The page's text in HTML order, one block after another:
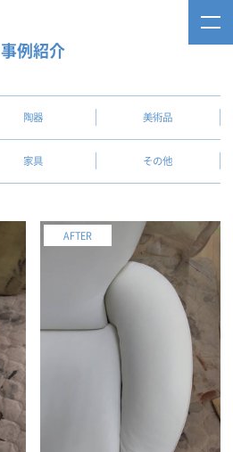
事例紹介
陶器 美術品
家具 その他